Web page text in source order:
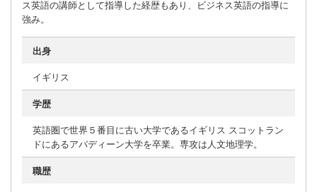
ス英語の講師として指導した経歴もあり、ビジネス英語の指導に
強み。
出身
イギリス
学歴
英語圏で世界５番目に古い大学であるイギリス スコットラン
ドにあるアバディーン大学を卒業。専攻は人文地理学。
職歴